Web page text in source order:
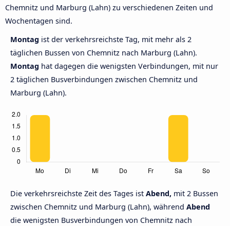
Chemnitz und Marburg (Lahn) zu verschiedenen Zeiten und
Wochentagen sind.
Montag ist der verkehrsreichste Tag, mit mehr als 2
täglichen Bussen von Chemnitz nach Marburg (Lahn).
Montag hat dagegen die wenigsten Verbindungen, mit nur
2 täglichen Busverbindungen zwischen Chemnitz und
Marburg (Lahn).
Die verkehrsreichste Zeit des Tages ist Abend, mit 2 Bussen
zwischen Chemnitz und Marburg (Lahn), während Abend
die wenigsten Busverbindungen von Chemnitz nach